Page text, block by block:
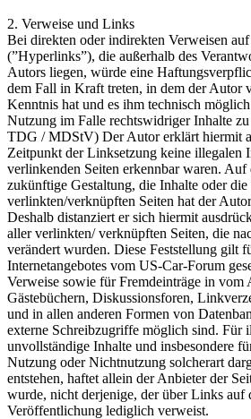
2. Verweise und Links
Bei direkten oder indirekten Verweisen
(”Hyperlinks”), die außerhalb des
Autors liegen, würde eine
dem Fall in Kraft treten, in dem der Autor
Kenntnis hat und es ihm technisch
Nutzung im Falle rechtswidriger Inhalte
TDG / MDStV) Der Autor erklärt hiermit
Zeitpunkt der Linksetzung keine illegalen
verlinkenden Seiten erkennbar waren. Auf
zukünftige Gestaltung, die Inhalte oder
verlinkten/verknüpften Seiten hat der
Deshalb distanziert er sich hiermit
aller verlinkten/ verknüpften Seiten, die
verändert wurden. Diese Feststellung gilt
Internetangebotes vom US-Car-Forum
Verweise sowie für Fremdeinträge in vom
Gästebüchern, Diskussionsforen,
und in allen anderen Formen von
externe Schreibzugriffe möglich sind. Für
unvollständige Inhalte und insbesondere
Nutzung oder Nichtnutzung solcherart
entstehen, haftet allein der Anbieter der
wurde, nicht derjenige, der über Links auf
Veröffentlichung lediglich verweist.